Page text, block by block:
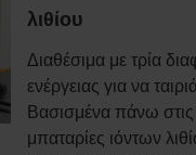
λιθίου
Διαθέσιμα με τρία
ενέργειας για να
Βασισμένα πάνω στις
μπαταρίες ιόντων